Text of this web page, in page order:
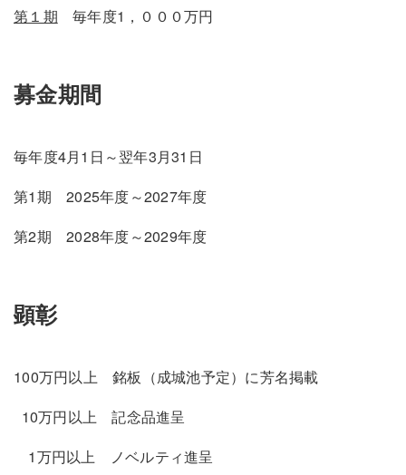
第１期 毎年度1，０００万円
募金期間
毎年度4月1日～翌年3月31日
第1期 2025年度～2027年度
第2期 2028年度～2029年度
顕彰
100万円以上 銘板（成城池予定）に芳名掲載
10万円以上 記念品進呈
1万円以上 ノベルティ進呈